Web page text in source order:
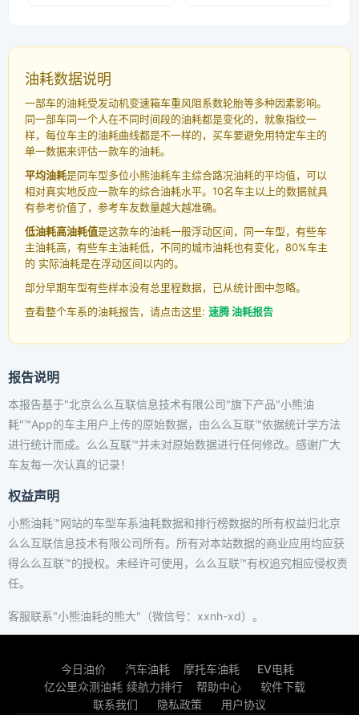
油耗数据说明
一部车的油耗受发动机变速箱车重风阻系数轮胎等多种因素影响。
同一部车同一个人在不同时间段的油耗都是变化的，就象指纹一
样，每位车主的油耗曲线都是不一样的，买车要避免用特定车主的
单一数据来评估一款车的油耗。
平均油耗是同车型多位小熊油耗车主综合路况油耗的平均值，可以
相对真实地反应一款车的综合油耗水平。10名车主以上的数据就具
有参考价值了，参考车友数量越大越准确。
低油耗高油耗值是这款车的油耗一般浮动区间，同一车型，有些车
主油耗高，有些车主油耗低，不同的城市油耗也有变化，80%车主
的 实际油耗是在浮动区间以内的。
部分早期车型有些样本没有总里程数据，已从统计图中忽略。
查看整个车系的油耗报告，请点击这里: 速腾 油耗报告
报告说明
本报告基于"北京么么互联信息技术有限公司"旗下产品"小熊油
耗"™App的车主用户上传的原始数据，由么么互联™依据统计学方法
进行统计而成。么么互联™并未对原始数据进行任何修改。感谢广大
车友每一次认真的记录！
权益声明
小熊油耗™网站的车型车系油耗数据和排行榜数据的所有权益归北京
么么互联信息技术有限公司所有。所有对本站数据的商业应用均应获
得么么互联™的授权。未经许可使用，么么互联™有权追究相应侵权责
任。
客服联系"小熊油耗的熊大"（微信号：xxnh-xd）。
今日油价 汽车油耗 摩托车油耗
EV电耗
亿公里众测油耗 续航力排行 帮助中心
软件下载
联系我们
隐私政策 用户协议